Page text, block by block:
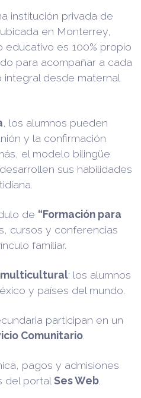
institución privada de
en Monterrey,
educativo es 100% propio
para acompañar a cada
integral desde maternal
, los alumnos pueden
y la confirmación
el modelo bilingüe
sus habilidades
de “Formación para
cursos y conferencias
familiar.
: los alumnos
y países del mundo.
participan en un
Comunitario
pagos y admisiones
del portal Ses Web